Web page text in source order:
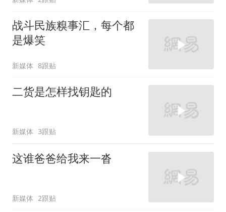
战斗民族糗事汇，每个都
是爆笑
新媒体 8跟贴
二货是怎样找钥匙的
新媒体 3跟贴
这谁爸爸给我来一沓
新媒体 2跟贴